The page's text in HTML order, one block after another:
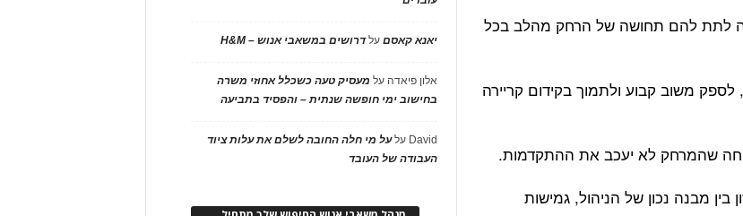
לתת להם תחושה של הרחק מהלב בכל
לספק משוב קבוע ולתמוך בקידום קריירה
שהמרחק לא יעכב את ההתקדמות.
מבנה נכון של הניהול, גמישות
יאנא קאסםעלדרושים במשאבי אנוש – H&M
אלון פיאדה על מעסיק טעה כשכלל אחוזי משרה
בחישוב ימי חופשה שנתית – והפסיד בתביעה
David עלעל מי חלה החובה לשלם את עלות ציוד
העבודה של העובד